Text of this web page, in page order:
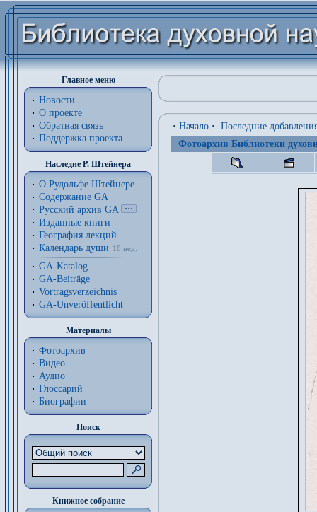
Главное меню
Новости
О проекте
Обратная связь
Поддержка проекта
Наследие Р. Штейнера
О Рудольфе Штейнере
Содержание GA
Русский архив GA
Изданные книги
География лекций
Календарь души
18 нед.
GA-Katalog
GA-Beiträge
Vortragsverzeichnis
GA-Unveröffentlicht
Материалы
Фотоархив
Видео
Аудио
Глоссарий
Биографии
Поиск
Книжное собрание
· Начало · Последние
Фотоархив Библиотеки